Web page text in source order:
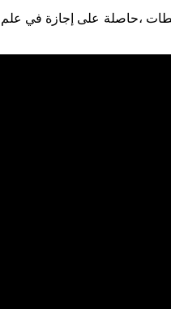
،حاصلة على إجازة في